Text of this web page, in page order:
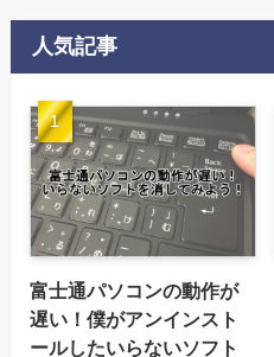
人気記事
富士通パソコンの動作が
遅い！僕がアンインスト
ールしたいらないソフト